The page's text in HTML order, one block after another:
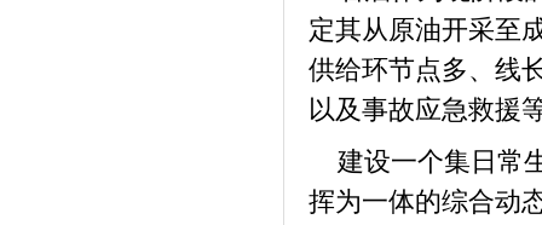
定其从原油开采至
供给环节点多、线
以及事故应急救援
建设一个集日常
挥为一体的综合动